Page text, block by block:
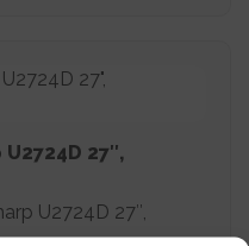
27″,
U2724D 27″,